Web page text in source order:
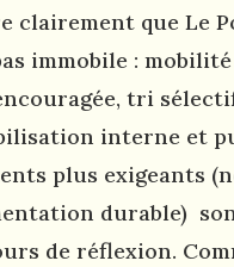
clairement que Le
immobile :
tri
interne et
plus exigeants
durable)
de réflexion.